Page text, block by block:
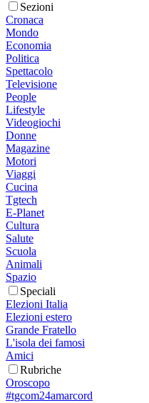
Sezioni
Cronaca
Mondo
Economia
Politica
Spettacolo
Televisione
People
Lifestyle
Videogiochi
Donne
Magazine
Motori
Viaggi
Cucina
Tgtech
E-Planet
Cultura
Salute
Scuola
Animali
Spazio
Speciali
Elezioni Italia
Elezioni estero
Grande Fratello
L'isola dei famosi
Amici
Rubriche
Oroscopo
#tgcom24amarcord